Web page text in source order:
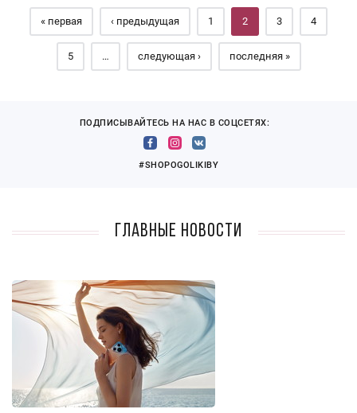
« первая ‹ предыдущая 1 2 3 4
5 … следующая › последняя »
ПОДПИСЫВАЙТЕСЬ НА НАС В СОЦСЕТЯХ:
#SHOPOGOLIKIBY
Главные новости